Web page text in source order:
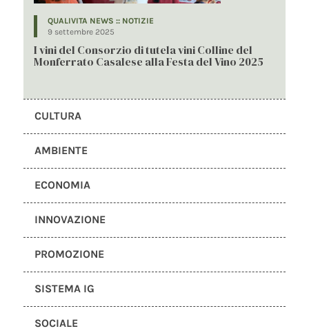
QUALIVITA NEWS :: NOTIZIE
9 settembre 2025
I vini del Consorzio di tutela vini Colline del
Monferrato Casalese alla Festa del Vino 2025
CULTURA
AMBIENTE
ECONOMIA
INNOVAZIONE
PROMOZIONE
SISTEMA IG
SOCIALE